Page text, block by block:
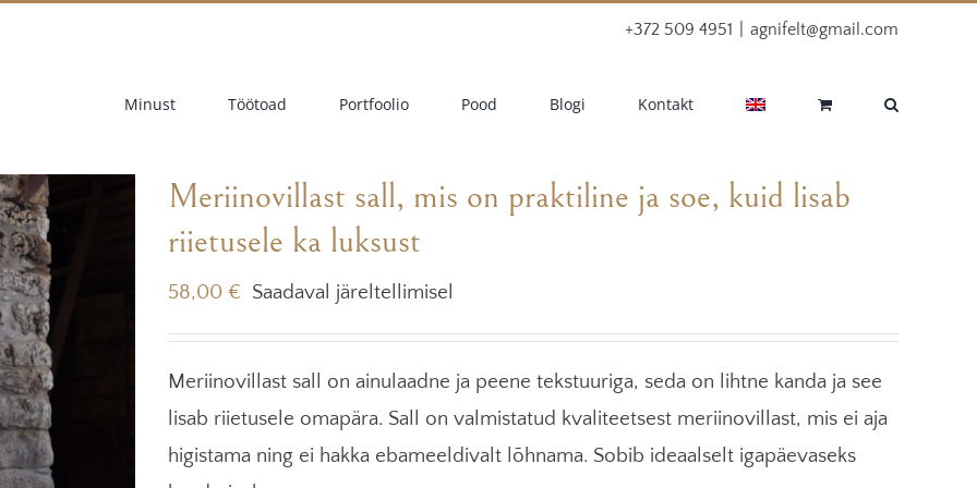
+372 509 4951 agnifelt@gmail.com
Minust Töötoad Portfoolio Pood Blogi Kontakt
Meriinovillast sall, mis on praktiline ja soe, kuid lisab
riietusele ka luksust
58,00 € Saadaval järeltellimisel
Meriinovillast sall on ainulaadne ja peene tekstuuriga, seda on lihtne kanda ja see
lisab riietusele omapära. Sall on valmistatud kvaliteetsest meriinovillast, mis ei aja
higistama ning ei hakka ebameeldivalt lõhnama. Sobib ideaalselt igapäevaseks